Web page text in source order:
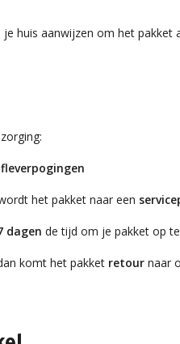
je huis aanwijzen om het pakket
het pakket naar een
dagen de tijd om je pakket op
komt het pakket retour naar